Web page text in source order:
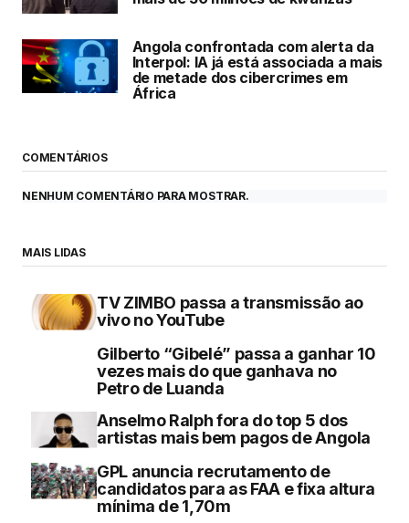
Angola confrontada com alerta da
Interpol: IA já está associada a mais
de metade dos cibercrimes em
África
COMENTÁRIOS
NENHUM COMENTÁRIO PARA MOSTRAR.
MAIS LIDAS
TV ZIMBO passa a transmissão ao
vivo no YouTube
Gilberto “Gibelé” passa a ganhar 10
vezes mais do que ganhava no
Petro de Luanda
Anselmo Ralph fora do top 5 dos
artistas mais bem pagos de Angola
GPL anuncia recrutamento de
candidatos para as FAA e fixa altura
mínima de 1,70m